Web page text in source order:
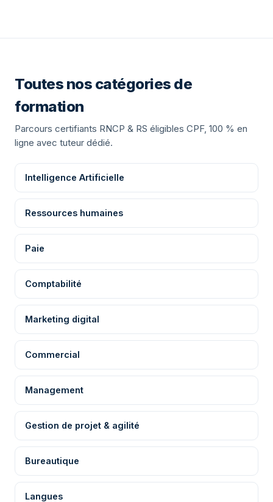
Toutes nos catégories de
formation
Parcours certifiants RNCP & RS éligibles CPF, 100 % en
ligne avec tuteur dédié.
Intelligence Artificielle
Ressources humaines
Paie
Comptabilité
Marketing digital
Commercial
Management
Gestion de projet & agilité
Bureautique
Langues